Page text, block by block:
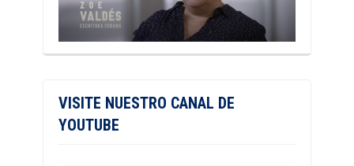
VISITE NUESTRO CANAL DE
YOUTUBE